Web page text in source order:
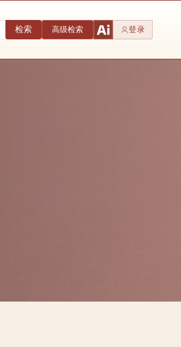
检索 高级检索 登录